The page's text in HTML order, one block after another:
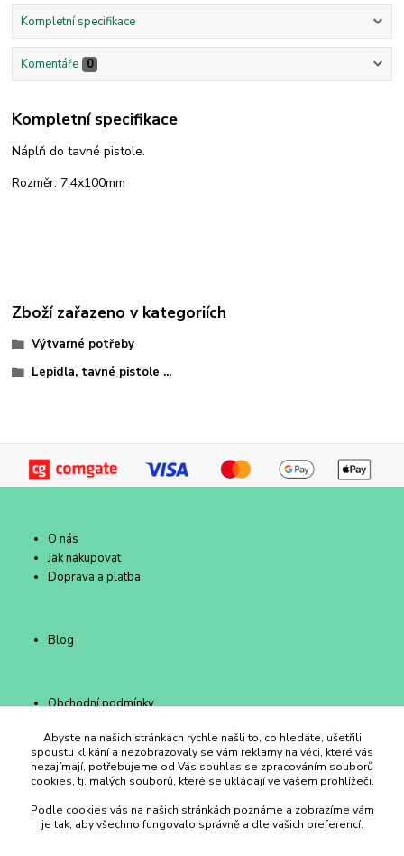
Kompletní specifikace
Komentáře 0
Kompletní specifikace
Náplň do tavné pistole.
Rozměr: 7,4x100mm
Zboží zařazeno v kategoriích
Výtvarné potřeby
Lepidla, tavné pistole ...
O nás
Jak nakupovat
Doprava a platba
Blog
Obchodní podmínky
Duhový Ateliér Kroměříž
Abyste na našich stránkách rychle našli to, co hledáte, ušetřili
spoustu klikání a nezobrazovaly se vám reklamy na věci, které vás
nezajímají, potřebujeme od Vás souhlas se zpracováním souborů
cookies, tj. malých souborů, které se ukládají ve vašem prohlížeči.
Podle cookies vás na našich stránkách poznáme a zobrazíme vám
je tak, aby všechno fungovalo správně a dle vašich preferencí.